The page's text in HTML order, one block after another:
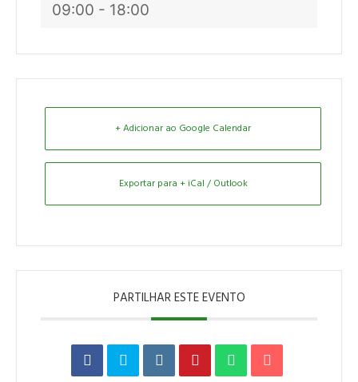
09:00 - 18:00
+ Adicionar ao Google Calendar
Exportar para + iCal / Outlook
PARTILHAR ESTE EVENTO